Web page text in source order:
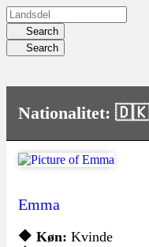
Search
Search
Nationalitet:
Emma
🔶 Køn: Kvinde